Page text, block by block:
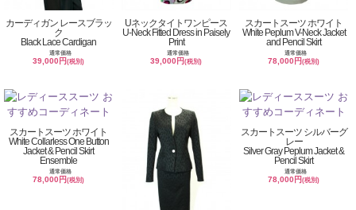
カーディガン レースブラッ
ク
Black Lace Cardigan
通常価格
39,000円(税別)
Uネックタイトワンピース
U-Neck Fitted Dress in Paisely
Print
通常価格
39,000円(税別)
スカートスーツ ホワイト
White Peplum V-Neck Jacket
and Pencil Skirt
通常価格
78,000円(税別)
スカートスーツ ホワイト
White Collarless One Button
Jacket & Pencil Skirt
Ensemble
通常価格
78,000円(税別)
スカートスーツ シルバーグ
レー
Silver Gray Peplum Jacket &
Pencil Skirt
通常価格
78,000円(税別)